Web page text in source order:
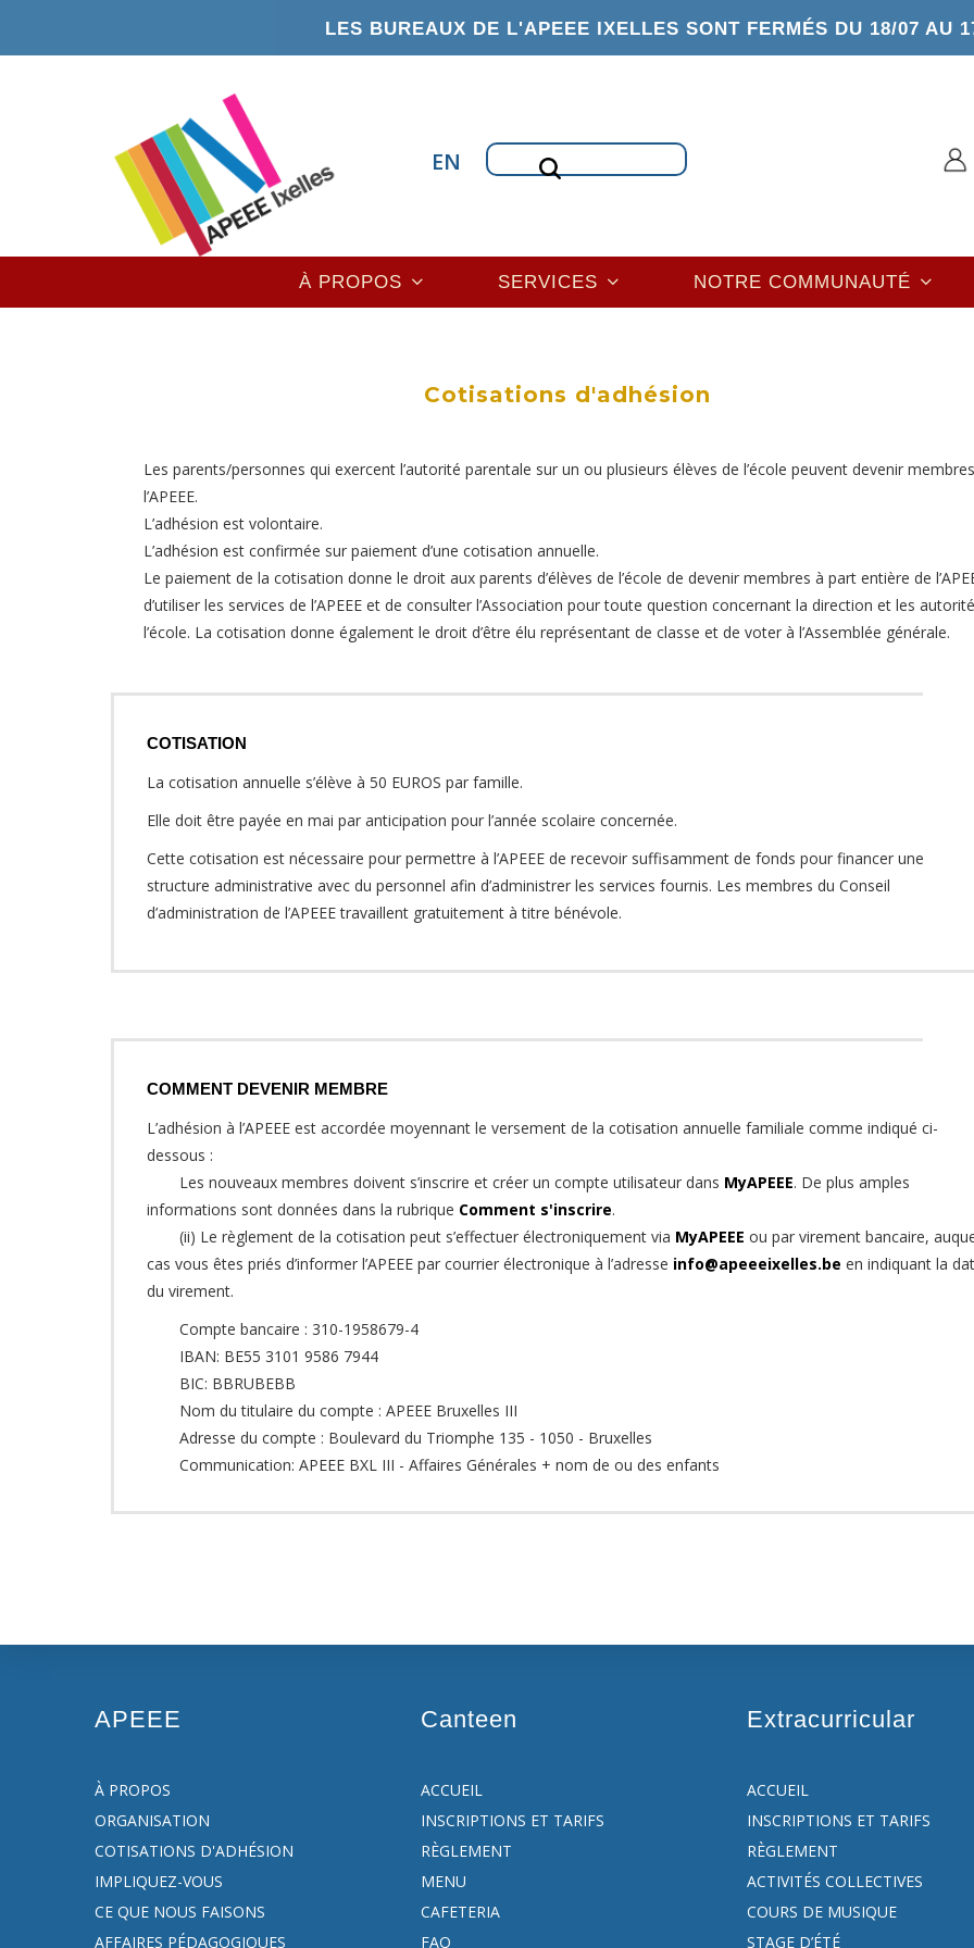
LES BUREAUX DE L'APEEE IXELLES SONT FERMÉS DU 18/07 AU
EN Rechercher
navigation
À PROPOS SERVICES NOTRE COMMUNAUTÉ
Cotisations d'adhésion
Les parents/personnes qui exercent l’autorité parentale sur un ou plusieurs élèves de l’école peuvent devenir
l’APEEE.
L’adhésion est volontaire.
L’adhésion est confirmée sur paiement d’une cotisation annuelle.
Le paiement de la cotisation donne le droit aux parents d’élèves de l’école de devenir membres à part entière de
d’utiliser les services de l’APEEE et de consulter l’Association pour toute question concernant la direction et les
l’école. La cotisation donne également le droit d’être élu représentant de classe et de voter à l’Assemblée générale.
COTISATION
La cotisation annuelle s’élève à 50 EUROS par famille.
Elle doit être payée en mai par anticipation pour l’année scolaire concernée.
Cette cotisation est nécessaire pour permettre à l’APEEE de recevoir suffisamment de fonds pour financer une
structure administrative avec du personnel afin d’administrer les services fournis. Les membres du Conseil
d’administration de l’APEEE travaillent gratuitement à titre bénévole.
COMMENT DEVENIR MEMBRE
L’adhésion à l’APEEE est accordée moyennant le versement de la cotisation annuelle familiale comme indiqué ci-
dessous :
Les nouveaux membres doivent s’inscrire et créer un compte utilisateur dans MyAPEEE. De plus amples
informations sont données dans la rubrique Comment s'inscrire.
(ii) Le règlement de la cotisation peut s’effectuer électroniquement via MyAPEEE ou par virement bancaire,
cas vous êtes priés d’informer l’APEEE par courrier électronique à l’adresse info@apeeeixelles.be en indiquant la
du virement.
Compte bancaire : 310-1958679-4
IBAN: BE55 3101 9586 7944
BIC: BBRUBEBB
Nom du titulaire du compte : APEEE Bruxelles III
Adresse du compte : Boulevard du Triomphe 135 - 1050 - Bruxelles
Communication: APEEE BXL III - Affaires Générales + nom de ou des enfants
APEEE
À PROPOS
ORGANISATION
COTISATIONS D'ADHÉSION
IMPLIQUEZ-VOUS
CE QUE NOUS FAISONS
AFFAIRES PÉDAGOGIQUES
Canteen
ACCUEIL
INSCRIPTIONS ET TARIFS
RÈGLEMENT
MENU
CAFETERIA
FAQ
Extracurricular
ACCUEIL
INSCRIPTIONS ET TARIFS
RÈGLEMENT
ACTIVITÉS COLLECTIVES
COURS DE MUSIQUE
STAGE D’ÉTÉ